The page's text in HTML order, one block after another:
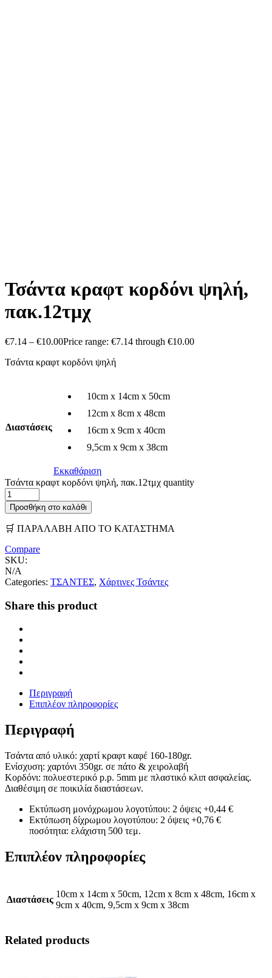
Τσάντα κραφτ κορδόνι ψηλή,
πακ.12τμχ
€7.14 – €10.00Price range: €7.14 through €10.00
Τσάντα κραφτ κορδόνι ψηλή
Διαστάσεις
10cm x 14cm x 50cm
12cm x 8cm x 48cm
16cm x 9cm x 40cm
9,5cm x 9cm x 38cm
Εκκαθάριση
Τσάντα κραφτ κορδόνι ψηλή, πακ.12τμχ quantity
Προσθήκη στο καλάθι
🛒 ΠΑΡΑΛΑΒΗ ΑΠΟ ΤΟ ΚΑΤΑΣΤΗΜΑ
Compare
SKU:
N/A
Categories: ΤΣΑΝΤΕΣ, Χάρτινες Τσάντες
Share this product
Περιγραφή
Επιπλέον πληροφορίες
Περιγραφή
Τσάντα από υλικό: χαρτί κραφτ καφέ 160-180gr.
Ενίσχυση: χαρτόνι 350gr. σε πάτο & χειρολαβή
Κορδόνι: πολυεστερικό p.p. 5mm με πλαστικό κλιπ ασφαλείας.
Διαθέσιμη σε ποικιλία διαστάσεων.
Εκτύπωση μονόχρωμου λογοτύπου: 2 όψεις +0,44 €
Εκτύπωση δίχρωμου λογοτύπου: 2 όψεις +0,76 €
ποσότητα: ελάχιστη 500 τεμ.
Επιπλέον πληροφορίες
Διαστάσεις
10cm x 14cm x 50cm, 12cm x 8cm x 48cm, 16cm x
9cm x 40cm, 9,5cm x 9cm x 38cm
Related products